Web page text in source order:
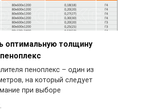
оптимальную толщину
пеноплекс – один из
на который следует
при выборе